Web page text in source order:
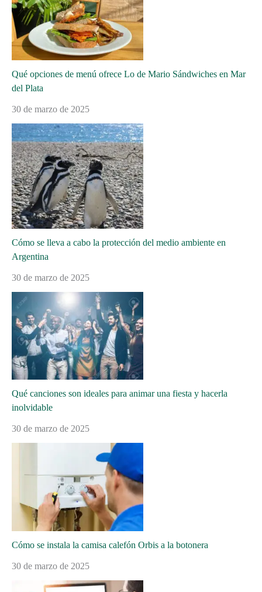
Qué opciones de menú ofrece Lo de Mario Sándwiches en Mar
del Plata
30 de marzo de 2025
Cómo se lleva a cabo la protección del medio ambiente en
Argentina
30 de marzo de 2025
Qué canciones son ideales para animar una fiesta y hacerla
inolvidable
30 de marzo de 2025
Cómo se instala la camisa calefón Orbis a la botonera
30 de marzo de 2025